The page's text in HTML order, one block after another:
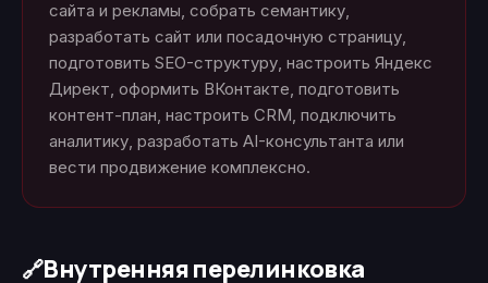
сайта и рекламы, собрать семантику,
разработать сайт или посадочную страницу,
подготовить SEO-структуру, настроить Яндекс
Директ, оформить ВКонтакте, подготовить
контент-план, настроить CRM, подключить
аналитику, разработать AI-консультанта или
вести продвижение комплексно.
🔗Внутренняя перелинковка